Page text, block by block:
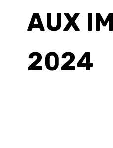
AUX
2024